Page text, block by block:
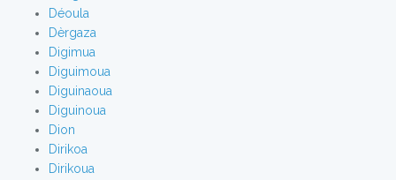
Déoula
Dèrgaza
Digimua
Diguimoua
Diguinaoua
Diguinoua
Dion
Dirikoa
Dirikoua